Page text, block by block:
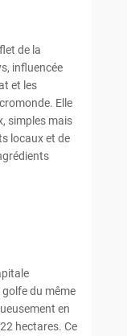
de la
influencée
et les
Elle
simples mais
locaux et de
du même
en
hectares. Ce